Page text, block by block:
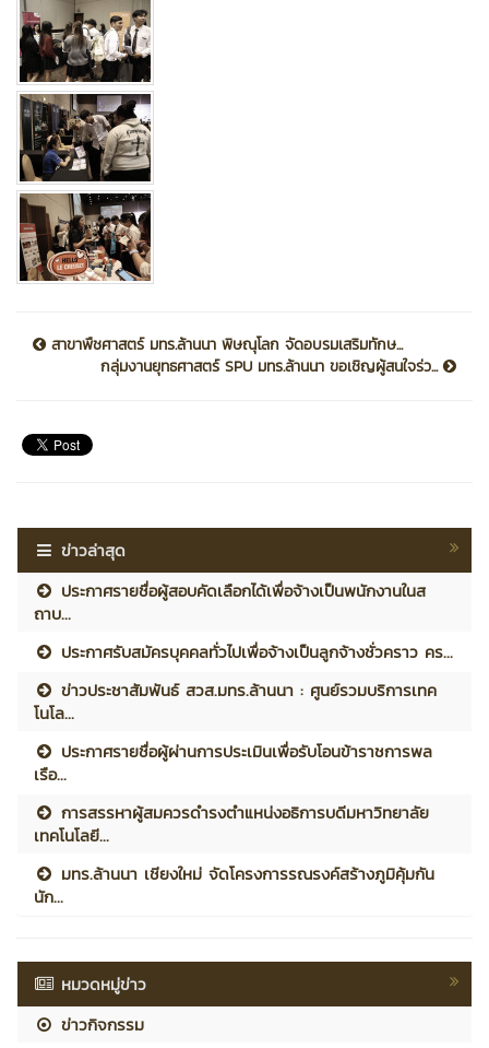
สาขาพืชศาสตร์ มทร.ล้านนา พิษณุโลก จัดอบรมเสริมทักษ...
กลุ่มงานยุทธศาสตร์ SPU มทร.ล้านนา ขอเชิญผู้สนใจร่ว...
ข่าวล่าสุด
ประกาศรายชื่อผู้สอบคัดเลือกได้เพื่อจ้างเป็นพนักงานในส
ถาบ...
ประกาศรับสมัครบุคคลทั่วไปเพื่อจ้างเป็นลูกจ้างชั่วคราว คร...
ข่าวประชาสัมพันธ์ สวส.มทร.ล้านนา : ศูนย์รวมบริการเทค
โนโล...
ประกาศรายชื่อผู้ผ่านการประเมินเพื่อรับโอนข้าราชการพล
เรือ...
การสรรหาผู้สมควรดำรงตำแหน่งอธิการบดีมหาวิทยาลัย
เทคโนโลยี...
มทร.ล้านนา เชียงใหม่ จัดโครงการรณรงค์สร้างภูมิคุ้มกัน
นัก...
หมวดหมู่ข่าว
ข่าวกิจกรรม